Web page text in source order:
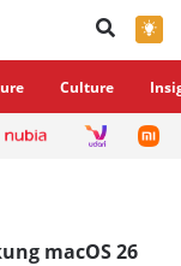
×
Culture
macOS 26